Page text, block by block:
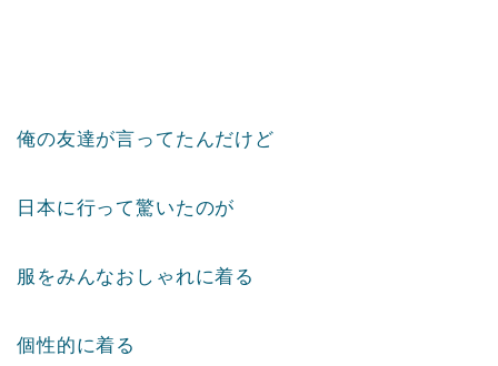
俺の友達が言ってたんだけど
日本に行って驚いたのが
服をみんなおしゃれに着る
個性的に着る